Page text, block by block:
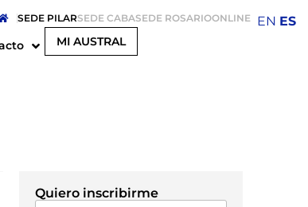
SEDE PILARSEDE CABASEDE ROSARIOONLINE
MI AUSTRAL
Quiero inscribirme
EN ES